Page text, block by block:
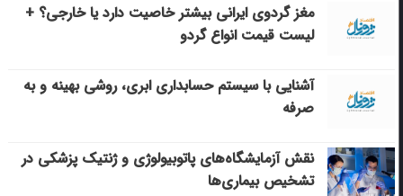
مغز گردوی ایرانی بیشتر خاصیت دارد یا خارجی؟ +
لیست قیمت انواع گردو
آشنایی با سیستم حسابداری ابری، روشی بهینه و به
صرفه
نقش آزمایشگاه‌های پاتوبیولوژی و ژنتیک پزشکی در
تشخیص بیماری‌ها